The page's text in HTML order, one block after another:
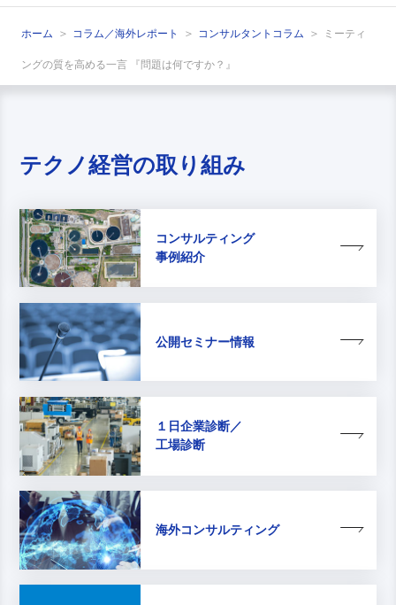
ホーム コラム／海外レポート コンサルタントコラム ミーティ
ングの質を高める一言 『問題は何ですか？』
テクノ経営の取り組み
コンサルティング
事例紹介
公開セミナー情報
１日企業診断／
工場診断
海外コンサルティング